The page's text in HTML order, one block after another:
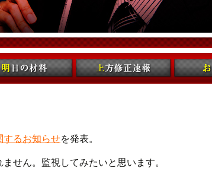
するお知らせを発表。
せん。監視してみたいと思います。